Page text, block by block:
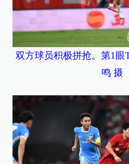
双方球员积极拼抢。第1眼
鸣 摄